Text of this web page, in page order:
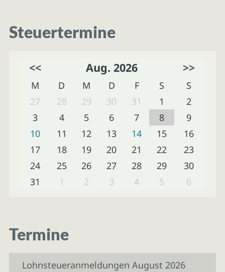
Steuertermine
<< Aug. 2026 >>
M D M D F S
S
27
28 29 30 31 1
2
3
4 5 6 7 8
9
10
11 12 13 14 15
16
17
18 19 20 21 22
23
24
25 26 27 28 29
30
31
1 2 3 4 5 6
Termine
Lohnsteueranmeldungen August 2026